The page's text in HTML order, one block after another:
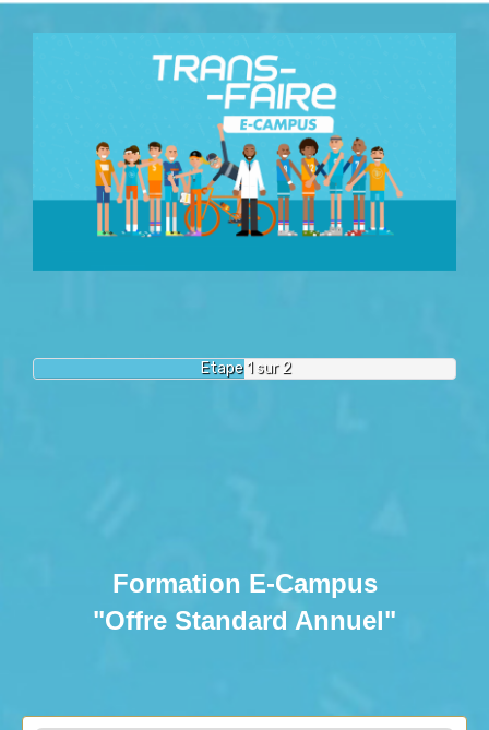
Etape 1 sur 2
Formation E-Campus
"Offre Standard Annuel"